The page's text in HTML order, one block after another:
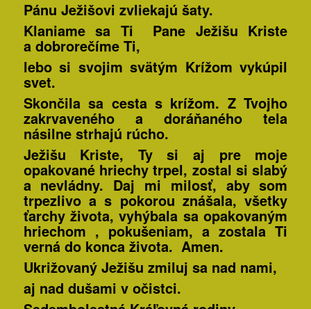
Pánu Ježišovi zvliekajú šaty.
Klaniame sa Ti Pane Ježišu Kriste
a dobrorečíme Ti,
lebo si svojim svätým Krížom vykúpil
svet.
Skončila sa cesta s krížom. Z Tvojho
zakrvaveného a doráňaného tela
násilne strhajú rúcho.
Ježišu Kriste, Ty si aj pre moje
opakované hriechy trpel, zostal si slabý
a nevládny. Daj mi milosť, aby som
trpezlivo a s pokorou znášala, všetky
ťarchy života, vyhýbala sa opakovaným
hriechom , pokušeniam, a zostala Ti
verná do konca života. Amen.
Ukrižovaný Ježišu zmiluj sa nad nami,
aj nad dušami v očistci.